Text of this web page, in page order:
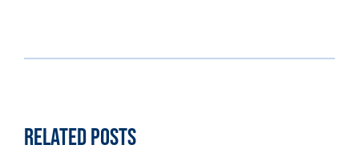
Related Posts